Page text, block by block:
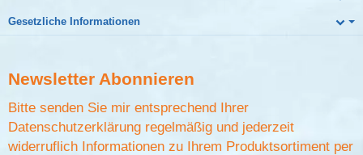
Gesetzliche Informationen
Newsletter Abonnieren
Bitte senden Sie mir entsprechend Ihrer
Datenschutzerklärung regelmäßig und jederzeit
widerruflich Informationen zu Ihrem Produktsortiment per